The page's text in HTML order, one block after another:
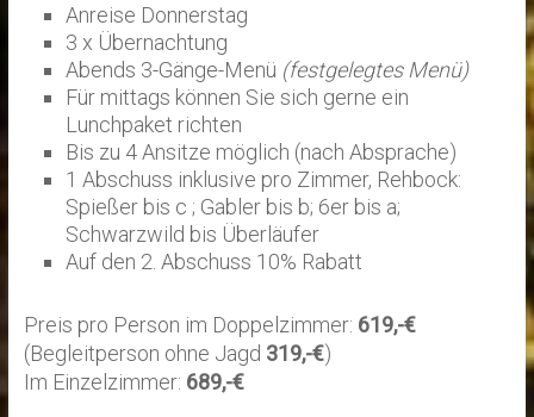
Anreise Donnerstag
3 x Übernachtung
Abends 3-Gänge-Menü (festgelegtes Menü)
Für mittags können Sie sich gerne ein
Lunchpaket richten
Bis zu 4 Ansitze möglich (nach Absprache)
1 Abschuss inklusive pro Zimmer, Rehbock:
Spießer bis c ; Gabler bis b; 6er bis a;
Schwarzwild bis Überläufer
Auf den 2. Abschuss 10% Rabatt
Preis pro Person im Doppelzimmer: 619,-€
(Begleitperson ohne Jagd 319,-€)
Im Einzelzimmer: 689,-€